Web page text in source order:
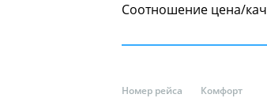
Соотношение цена/
Номер рейса Комфорт